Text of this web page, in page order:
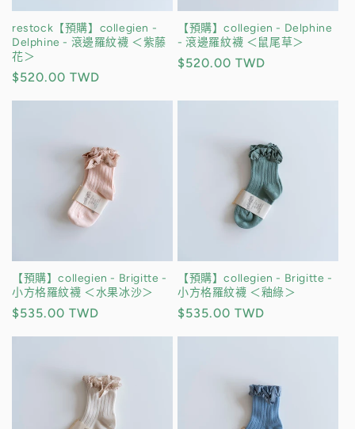
restock【預購】collegien -
Delphine - 滾邊羅紋襪 ＜紫藤
花＞
定
$520.00 TWD
【預購】collegien - Delphine
- 滾邊羅紋襪 ＜鼠尾草＞
定
$520.00 TWD
【預購】collegien - Brigitte -
小方格羅紋襪 ＜水果冰沙＞
定
$535.00 TWD
【預購】collegien - Brigitte -
小方格羅紋襪 ＜釉綠＞
定
$535.00 TWD